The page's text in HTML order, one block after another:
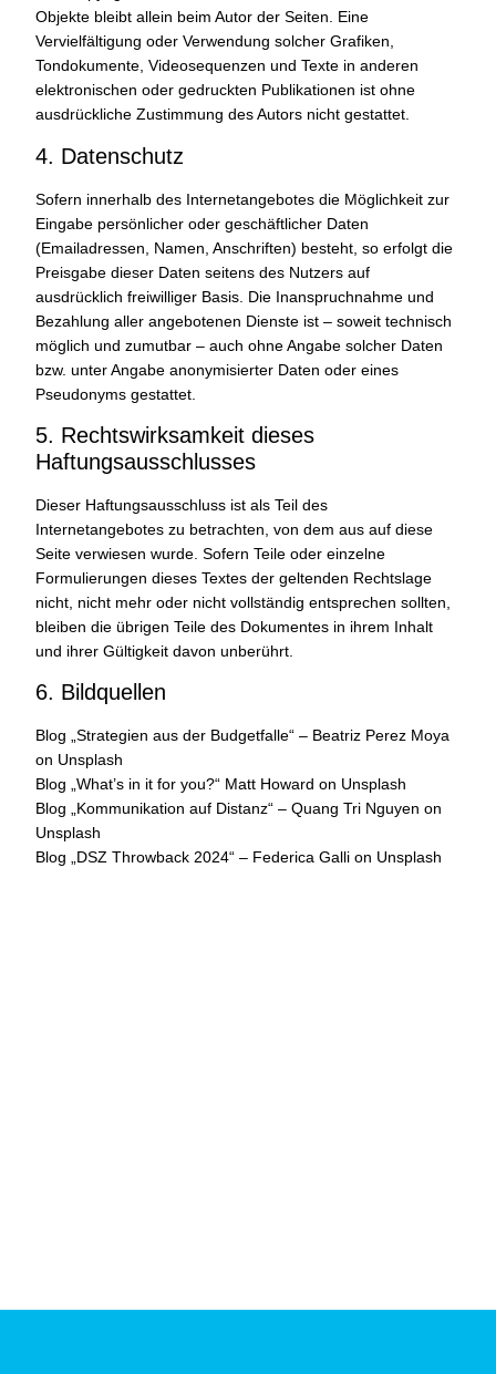
Objekte bleibt allein beim Autor der Seiten. Eine
Vervielfältigung oder Verwendung solcher Grafiken,
Tondokumente, Videosequenzen und Texte in anderen
elektronischen oder gedruckten Publikationen ist ohne
ausdrückliche Zustimmung des Autors nicht gestattet.
4. Datenschutz
Sofern innerhalb des Internetangebotes die Möglichkeit zur
Eingabe persönlicher oder geschäftlicher Daten
(Emailadressen, Namen, Anschriften) besteht, so erfolgt die
Preisgabe dieser Daten seitens des Nutzers auf
ausdrücklich freiwilliger Basis. Die Inanspruchnahme und
Bezahlung aller angebotenen Dienste ist – soweit technisch
möglich und zumutbar – auch ohne Angabe solcher Daten
bzw. unter Angabe anonymisierter Daten oder eines
Pseudonyms gestattet.
5. Rechtswirksamkeit dieses
Haftungsausschlusses
Dieser Haftungsausschluss ist als Teil des
Internetangebotes zu betrachten, von dem aus auf diese
Seite verwiesen wurde. Sofern Teile oder einzelne
Formulierungen dieses Textes der geltenden Rechtslage
nicht, nicht mehr oder nicht vollständig entsprechen sollten,
bleiben die übrigen Teile des Dokumentes in ihrem Inhalt
und ihrer Gültigkeit davon unberührt.
6. Bildquellen
Blog „Strategien aus der Budgetfalle“ – Beatriz Perez Moya
on Unsplash
Blog „What’s in it for you?“ Matt Howard on Unsplash
Blog „Kommunikation auf Distanz“ – Quang Tri Nguyen on
Unsplash
Blog „DSZ Throwback 2024“ – Federica Galli on Unsplash